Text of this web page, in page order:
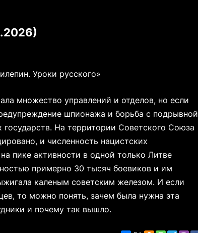
Уроки русского»
множество управлений и отделов, но если
шпионажа и борьба с подрывной
На территории Советского Союза
и численность нацистских
пике активности в одной только Литве
примерно 30 тысяч боевиков и им
каленым советским железом. И если
то можно понять, зачем была нужна эта
и почему так вышло.